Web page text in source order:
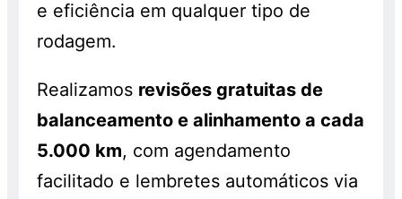
e eficiência em qualquer tipo de
rodagem.
Realizamos revisões gratuitas de
balanceamento e alinhamento a cada
5.000 km, com agendamento
facilitado e lembretes automáticos via